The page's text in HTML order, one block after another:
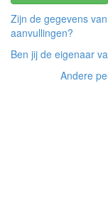
Zijn de gegevens
aanvullingen?
Ben jij de eigenaar
Andere